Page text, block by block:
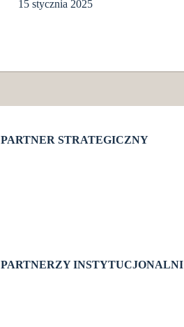
15 stycznia 2025
PARTNER STRATEGICZNY
PARTNERZY INSTYTUCJONALNI